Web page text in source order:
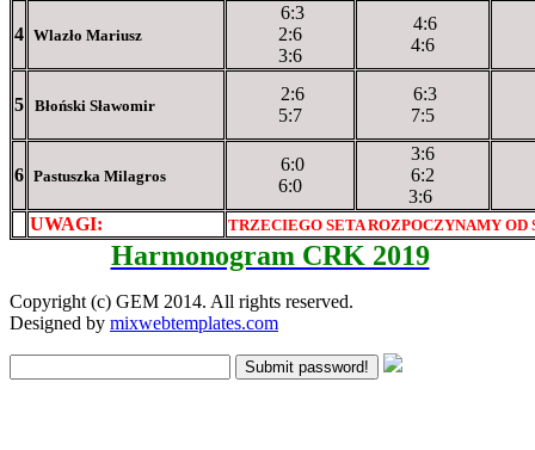
4 Wlazło Mariusz
6:3
2:6
3:6
4:6
4:6
5 Błoński Sławomir
2:6
5:7
6:3
7:5
6 Pastuszka Milagros
6:0
6:0
3:6
6:2
3:6
UWAGI:
TRZECIEGO SETA ROZPOCZYNAMY OD
Harmonogram CRK 2019
Copyright (c) GEM 2014. All rights reserved.
Designed by mixwebtemplates.com
Submit password!